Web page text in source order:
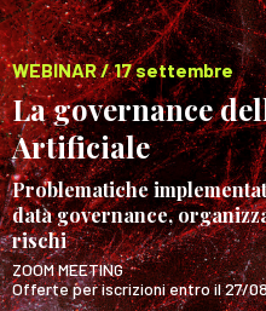
WEBINAR / 17 settembre
La governance
Artificiale
Problematiche
data governance,
rischi
ZOOM MEETING
Offerte per iscrizioni entro il 27/